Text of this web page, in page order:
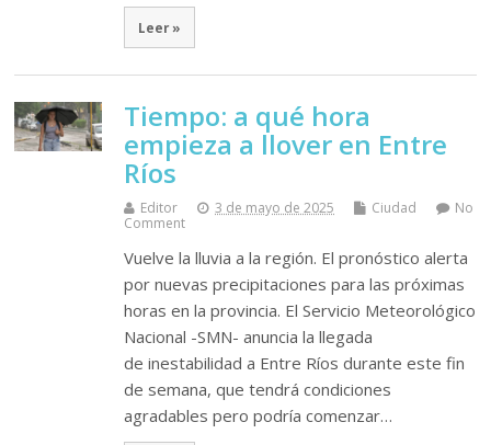
Leer »
Tiempo: a qué hora
empieza a llover en Entre
Ríos
Editor 3 de mayo de 2025 Ciudad
No
Comment
Vuelve la lluvia a la región. El pronóstico alerta
por nuevas precipitaciones para las próximas
horas en la provincia. El Servicio Meteorológico
Nacional -SMN- anuncia la llegada
de inestabilidad a Entre Ríos durante este fin
de semana, que tendrá condiciones
agradables pero podría comenzar…